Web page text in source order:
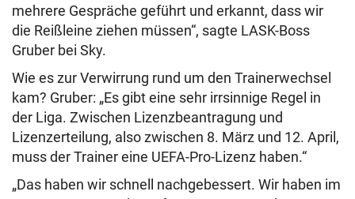
mehrere Gespräche geführt und erkannt, dass wir
die Reißleine ziehen müssen“, sagte LASK-Boss
Gruber bei Sky.
Wie es zur Verwirrung rund um den Trainerwechsel
kam? Gruber: „Es gibt eine sehr irrsinnige Regel in
der Liga. Zwischen Lizenzbeantragung und
Lizenzerteilung, also zwischen 8. März und 12. April,
muss der Trainer eine UEFA-Pro-Lizenz haben.“
„Das haben wir schnell nachgebessert. Wir haben im